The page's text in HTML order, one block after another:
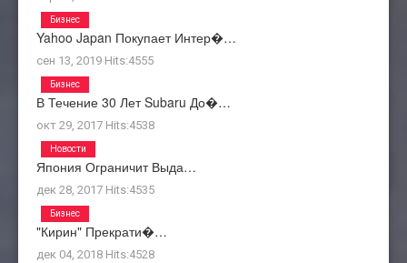
Yahoo Japan Покупает Интер�…
сен 13, 2019 Hits:4555
Бизнес
В Течение 30 Лет Subaru До�…
окт 29, 2017 Hits:4538
Бизнес
Япония Ограничит Выда…
дек 28, 2017 Hits:4535
Новости
"Кирин" Прекрати�…
дек 04, 2018 Hits:4528
Бизнес